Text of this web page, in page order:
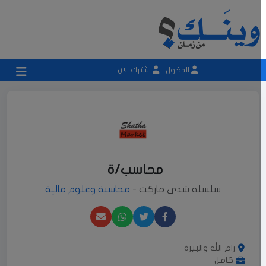
الدخول اشترك الان
محاسب/ة
سلسلة شذى ماركت -محاسبة وعلوم مالية
رام الله والبيرة
كامل